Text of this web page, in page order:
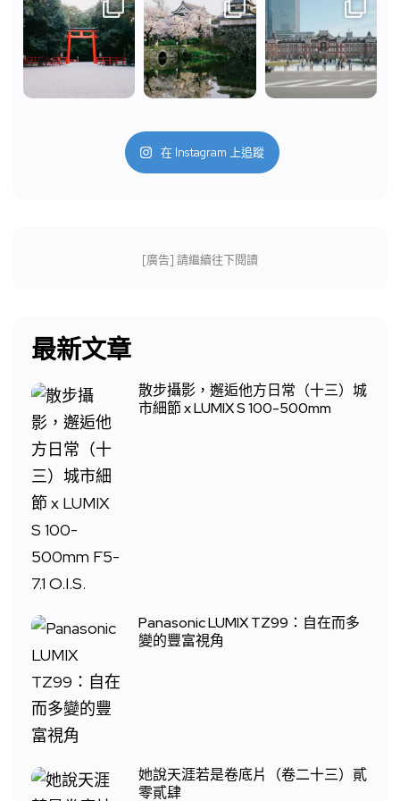
在 Instagram 上追蹤
[廣告] 請繼續往下閱讀
最新文章
散步攝影，邂逅他方日常（十三）城
市細節 x LUMIX S 100-500mm
Panasonic LUMIX TZ99：自在而多
變的豐富視角
她說天涯若是卷底片（卷二十三）貳
零貳肆